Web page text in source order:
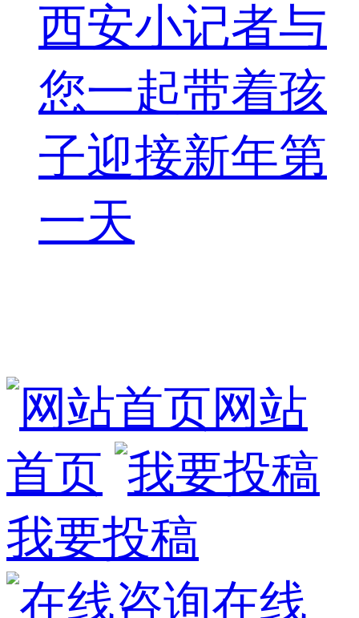
西安小记者与
您一起带着孩
子迎接新年第
一天
网站
首页
我要投稿
在线